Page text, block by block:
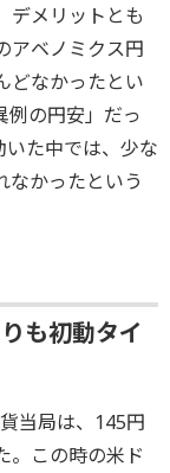
デメリットとも
アベノミクス円
どなかったとい
例の円安」だっ
た中では、少な
なかったという
も初動タイ
当局は、145円
。この時の米ド